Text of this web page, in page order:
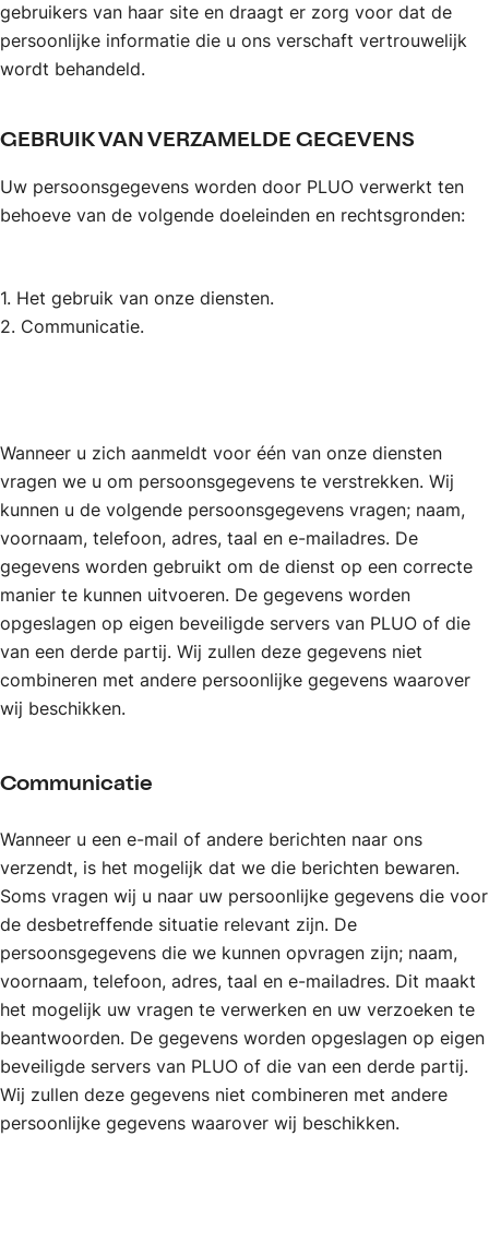
gebruikers van haar site en draagt er zorg voor dat de
persoonlijke informatie die u ons verschaft vertrouwelijk
wordt behandeld.
GEBRUIK VAN VERZAMELDE GEGEVENS
Uw persoonsgegevens worden door PLUO verwerkt ten
behoeve van de volgende doeleinden en rechtsgronden:
1. Het gebruik van onze diensten.
2. Communicatie.
Wanneer u zich aanmeldt voor één van onze diensten
vragen we u om persoonsgegevens te verstrekken. Wij
kunnen u de volgende persoonsgegevens vragen; naam,
voornaam, telefoon, adres, taal en e-mailadres. De
gegevens worden gebruikt om de dienst op een correcte
manier te kunnen uitvoeren. De gegevens worden
opgeslagen op eigen beveiligde servers van PLUO of die
van een derde partij. Wij zullen deze gegevens niet
combineren met andere persoonlijke gegevens waarover
wij beschikken.
Communicatie
Wanneer u een e-mail of andere berichten naar ons
verzendt, is het mogelijk dat we die berichten bewaren.
Soms vragen wij u naar uw persoonlijke gegevens die voor
de desbetreffende situatie relevant zijn. De
persoonsgegevens die we kunnen opvragen zijn; naam,
voornaam, telefoon, adres, taal en e-mailadres. Dit maakt
het mogelijk uw vragen te verwerken en uw verzoeken te
beantwoorden. De gegevens worden opgeslagen op eigen
beveiligde servers van PLUO of die van een derde partij.
Wij zullen deze gegevens niet combineren met andere
persoonlijke gegevens waarover wij beschikken.